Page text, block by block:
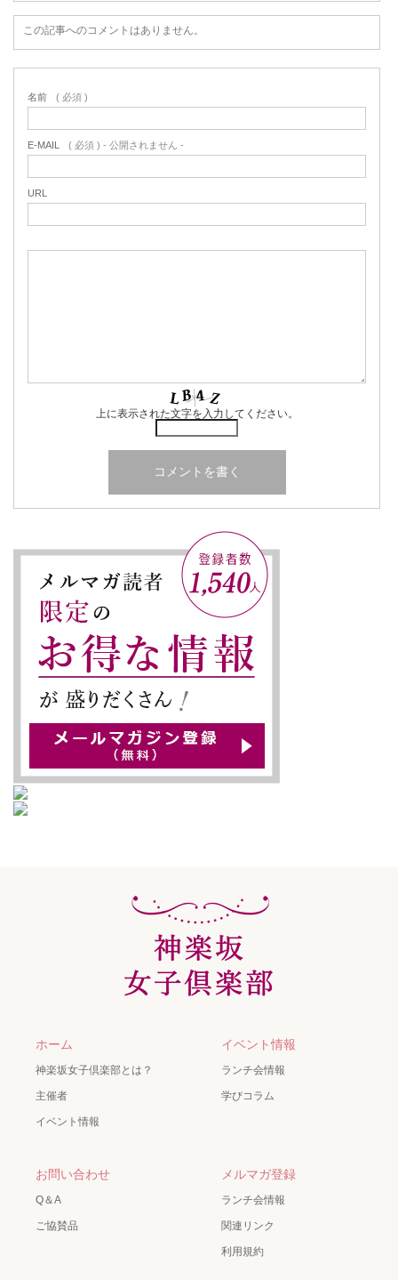
この記事へのコメントはありません。
名前 ( 必須 )
E-MAIL ( 必須 ) - 公開されません -
URL
上に表示された文字を入力してください。
ホーム
神楽坂女子倶楽部とは？
主催者
イベント情報
イベント情報
ランチ会情報
学びコラム
お問い合わせ
Q＆A
ご協賛品
メルマガ登録
ランチ会情報
関連リンク
利用規約